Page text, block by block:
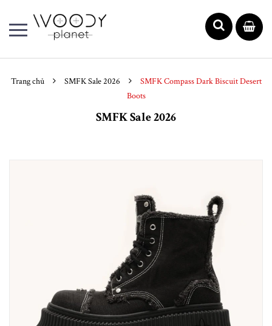
Trang chủ SMFK Sale 2026
SMFK Compass Dark Biscuit Desert
Boots
SMFK Sale 2026